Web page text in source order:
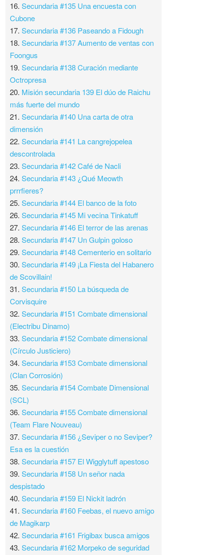
16.Secundaria #135 Una encuesta con
Cubone
17.Secundaria #136 Paseando a Fidough
18.Secundaria #137 Aumento de ventas con
Foongus
19.Secundaria #138 Curación mediante
Octropresa
20. Misión secundaria 139 El dúo de Raichu
más fuerte del mundo
21.Secundaria #140 Una carta de otra
dimensión
22.Secundaria #141 La cangrejopelea
descontrolada
23.Secundaria #142 Café de Nacli
24.Secundaria #143 ¿Qué Meowth
prrrfieres?
25.Secundaria #144 El banco de la foto
26.Secundaria #145 Mi vecina Tinkatuff
27.Secundaria #146 El terror de las arenas
28.Secundaria #147 Un Gulpin goloso
29.Secundaria #148 Cementerio en solitario
30.Secundaria #149 ¡La Fiesta del Habanero
de Scovillain!
31.Secundaria #150 La búsqueda de
Corvisquire
32.Secundaria #151 Combate dimensional
(Electribu Dinamo)
33.Secundaria #152 Combate dimensional
(Círculo Justiciero)
34.Secundaria #153 Combate dimensional
(Clan Corrosión)
35.Secundaria #154 Combate Dimensional
(SCL)
36.Secundaria #155 Combate dimensional
(Team Flare Nouveau)
37.Secundaria #156 ¿Seviper o no Seviper?
Esa es la cuestión
38.Secundaria #157 El Wigglytuff apestoso
39.Secundaria #158 Un señor nada
despistado
40.Secundaria #159 El Nickit ladrón
41.Secundaria #160 Feebas, el nuevo amigo
de Magikarp
42.Secundaria #161 Frigibax busca amigos
43.Secundaria #162 Morpeko de seguridad